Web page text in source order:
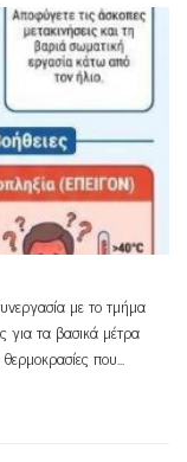
με το τμήμα
για τα βασικά μέτρα
που...